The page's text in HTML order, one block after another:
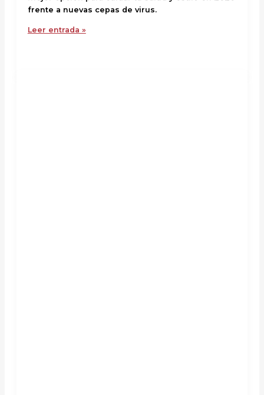
frente a nuevas cepas de virus.
Leer entrada »